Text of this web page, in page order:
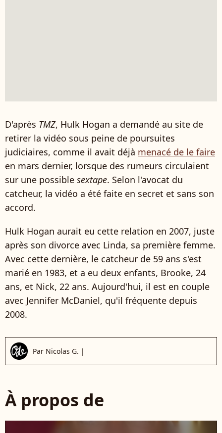
D'après TMZ, Hulk Hogan a demandé au site de
retirer la vidéo sous peine de poursuites
judiciaires, comme il avait déjà menacé de le faire
en mars dernier, lorsque des rumeurs circulaient
sur une possible sextape. Selon l'avocat du
catcheur, la vidéo a été faite en secret et sans son
accord.
Hulk Hogan aurait eu cette relation en 2007, juste
après son divorce avec Linda, sa première femme.
Avec cette dernière, le catcheur de 59 ans s'est
marié en 1983, et a eu deux enfants, Brooke, 24
ans, et Nick, 22 ans. Aujourd'hui, il est en couple
avec Jennifer McDaniel, qu'il fréquente depuis
2008.
Par Nicolas G. |
À propos de